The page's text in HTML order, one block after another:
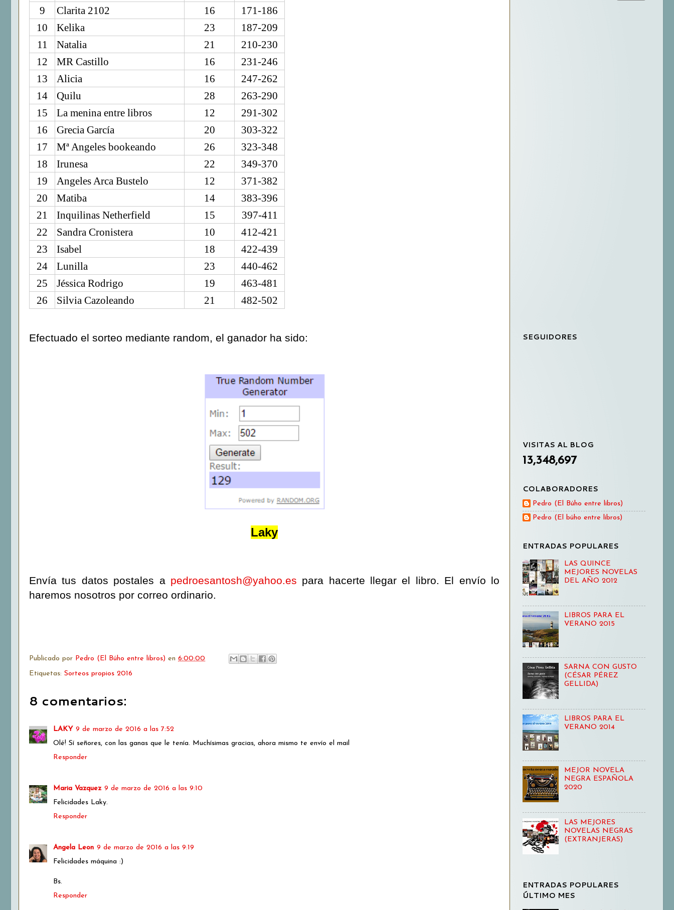
9
Clarita 2102 16
171-186
10
Kelika 23
187-209
11
Natalia 21
210-230
12
MR Castillo 16
231-246
13
Alicia 16
247-262
14
Quilu 28
263-290
15
La menina entre libros 12
291-302
16
Grecia García 20
303-322
17
Mª Angeles bookeando 26
323-348
18
Irunesa 22
349-370
19
Angeles Arca Bustelo 12
371-382
20
Matiba 14
383-396
21
Inquilinas Netherfield 15
397-411
22
Sandra Cronistera 10
412-421
23
Isabel 18
422-439
24
Lunilla 23
440-462
25
Jéssica Rodrigo 19
463-481
26
Silvia Cazoleando 21 482-502
Efectuado el sorteo mediante random, el ganador ha sido:
Laky
Envía tus datos postales a pedroesantosh@yahoo.es para hacerte llegar el libro. El envío lo
haremos nosotros por correo ordinario.
Publicado por Pedro (El Búho entre libros) en 6:00:00
Etiquetas: Sorteos propios 2016
8 comentarios:
LAKY 9 de marzo de 2016 a las 7:52
Olé! Sí señores, con las ganas que le tenía. Muchísimas gracias, ahora mismo te envío el mail
Responder
Maria Vazquez 9 de marzo de 2016 a las 9:10
Felicidades Laky.
Responder
Angela Leon 9 de marzo de 2016 a las 9:19
Felicidades máquina :)
Bs.
Responder
SEGUIDORES
VISITAS AL BLOG
13,348,697
COLABORADORES
Pedro (El Búho entre libros)
Pedro (El búho entre libros)
ENTRADAS POPULARES
LAS QUINCE
MEJORES NOVELAS
DEL AÑO 2012
LIBROS PARA EL
VERANO 2015
SARNA CON GUSTO
(CÉSAR PÉREZ
GELLIDA)
LIBROS PARA EL
VERANO 2014
MEJOR NOVELA
NEGRA ESPAÑOLA
2020
LAS MEJORES
NOVELAS NEGRAS
(EXTRANJERAS)
ENTRADAS POPULARES
ÚLTIMO MES